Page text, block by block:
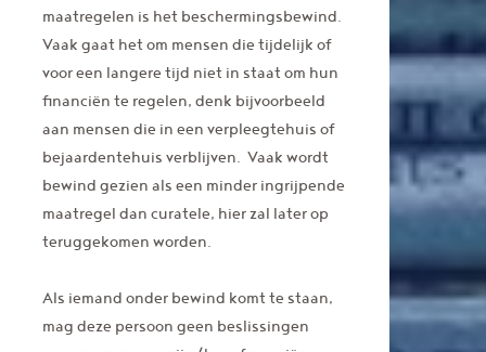
maatregelen is het beschermingsbewind.
Vaak gaat het om mensen die tijdelijk of
voor een langere tijd niet in staat om hun
financiën te regelen, denk bijvoorbeeld
aan mensen die in een verpleegtehuis of
bejaardentehuis verblijven. Vaak wordt
bewind gezien als een minder ingrijpende
maatregel dan curatele, hier zal later op
teruggekomen worden.
Als iemand onder bewind komt te staan,
mag deze persoon geen beslissingen